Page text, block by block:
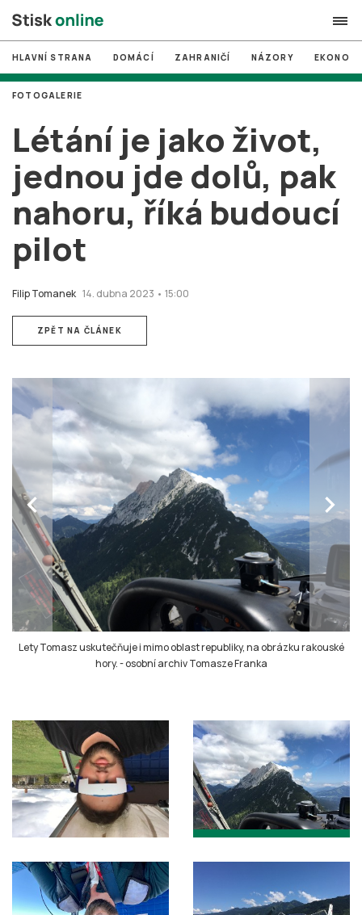
search
# MUNI
Brno
# volby
login PŘIHLÁSIT SE
Zapomněli jste heslo?
Založit nový účet
HLAVNÍ STRANA DOMÁCÍ ZAHRANIČÍ NÁZORY
Létání je jako život,
jednou jde dolů, pak
nahoru, říká budoucí
pilot
Filip Tomanek 14. dubna 2023 • 15:00
FOTOGALERIE
ZPĚT NA ČLÁNEK
chevron_left chevron_right
Lety Tomasz uskutečňuje i mimo oblast republiky, na obrázku rakouské
hory.-osobní archiv Tomasze Franka